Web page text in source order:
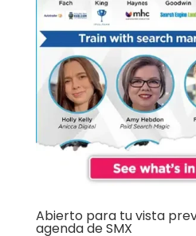
Abierto para tu vista
agenda de SMX